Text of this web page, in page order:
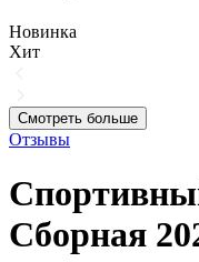
Новинка
Хит
Смотреть больше
Отзывы
Сборная